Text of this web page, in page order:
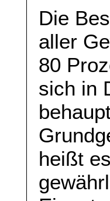
Die
aller
80
sich in
heißt